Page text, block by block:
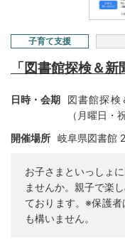
子育て支援
「図書館探検＆
日時・会期
図書館探検
（月曜日・
開催場所 岐阜県図書館 2
お子さまといっしょ
ませんか。親子で楽
ております。※保護
も構いません。